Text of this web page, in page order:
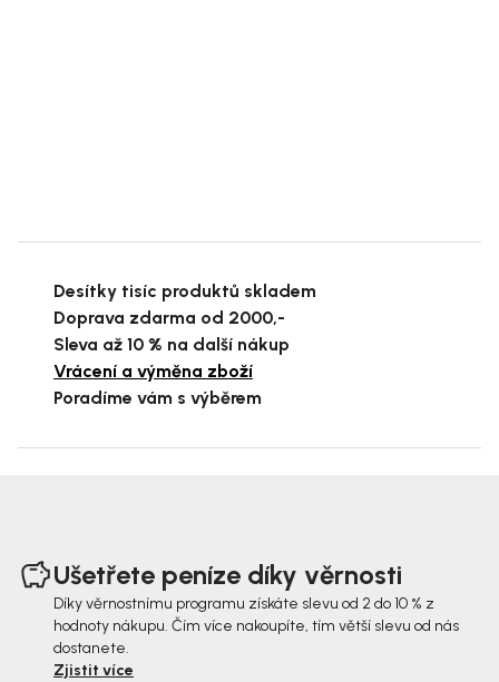
Desítky tisíc produktů skladem
Doprava zdarma od 2000,-
Sleva až 10 % na další nákup
Vrácení a výměna zboží
Poradíme vám s výběrem
Ušetřete peníze díky věrnosti
Díky věrnostnímu programu získáte slevu od 2 do 10 % z
hodnoty nákupu. Čím více nakoupíte, tím větší slevu od nás
dostanete.
Zjistit více